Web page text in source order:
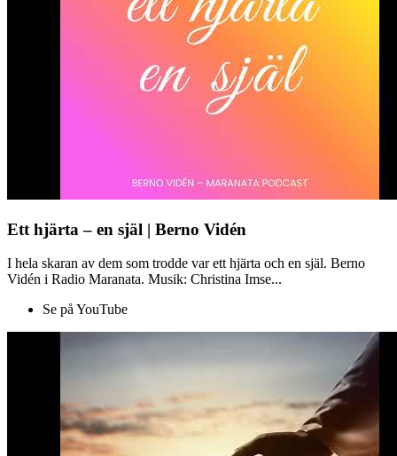
Ett hjärta – en själ | Berno Vidén
I hela skaran av dem som trodde var ett hjärta och en själ. Berno
Vidén i Radio Maranata. Musik: Christina Imse...
Se på YouTube